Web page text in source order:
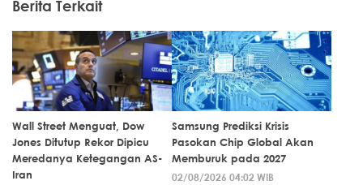
Berita Terkait
Wall Street Menguat, Dow
Jones Ditutup Rekor Dipicu
Meredanya Ketegangan AS-
Iran
Samsung Prediksi Krisis
Pasokan Chip Global Akan
Memburuk pada 2027
02/08/2026 04:02 WIB